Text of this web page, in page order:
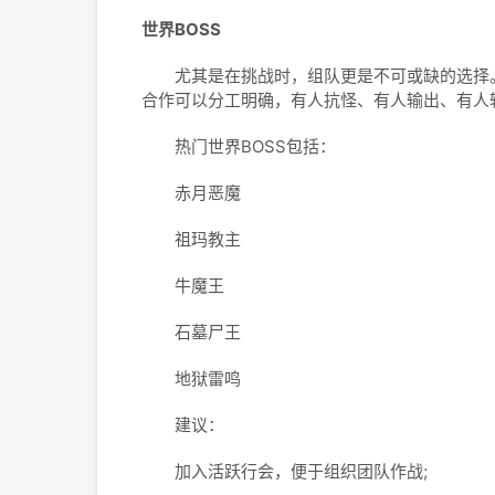
世界BOSS
尤其是在挑战时，组队更是不可或缺的选择
合作可以分工明确，有人抗怪、有人输出、有
热门世界BOSS包括：
赤月恶魔
祖玛教主
牛魔王
石墓尸王
地狱雷鸣
建议：
加入活跃行会，便于组织团队作战;